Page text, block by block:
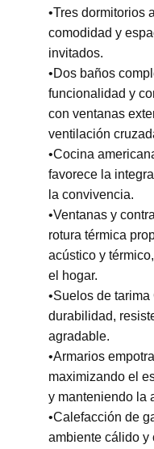
•Tres dormitorios
comodidad y
invitados.
•Dos baños
funcionalidad y
con ventanas
ventilación
•Cocina
favorece la
la convivencia.
•Ventanas y
rotura térmica
acústico y
el hogar.
•Suelos de
durabilidad,
agradable.
•Armarios
maximizando el
y manteniendo la
•Calefacción de
ambiente cálido y